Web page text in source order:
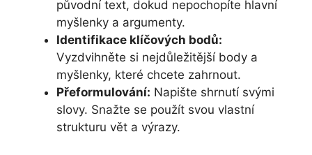
původní text, dokud nepochopíte hlavní
myšlenky a argumenty.
Identifikace klíčových bodů:
Vyzdvihněte si nejdůležitější body a
myšlenky, které chcete zahrnout.
Přeformulování: Napište shrnutí svými
slovy. Snažte se použít svou vlastní
strukturu vět a výrazy.